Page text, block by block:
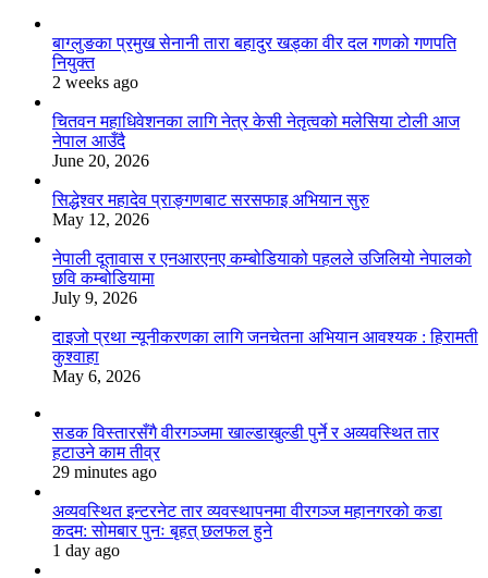
बाग्लुङका प्रमुख सेनानी तारा बहादुर खड्का वीर दल गणको गणपति
नियुक्त
2 weeks ago
चितवन महाधिवेशनका लागि नेत्र केसी नेतृत्वको मलेसिया टोली आज
नेपाल आउँदै
June 20, 2026
सिद्धेश्वर महादेव प्राङ्गणबाट सरसफाइ अभियान सुरु
May 12, 2026
नेपाली दूतावास र एनआरएनए कम्बोडियाको पहलले उजिलियो नेपालको
छवि कम्बोडियामा
July 9, 2026
दाइजो प्रथा न्यूनीकरणका लागि जनचेतना अभियान आवश्यक : हिरामती
कुश्वाहा
May 6, 2026
सडक विस्तारसँगै वीरगञ्जमा खाल्डाखुल्डी पुर्ने र अव्यवस्थित तार
हटाउने काम तीव्र
29 minutes ago
अव्यवस्थित इन्टरनेट तार व्यवस्थापनमा वीरगञ्ज महानगरको कडा
कदम: सोमबार पुनः बृहत् छलफल हुने
1 day ago